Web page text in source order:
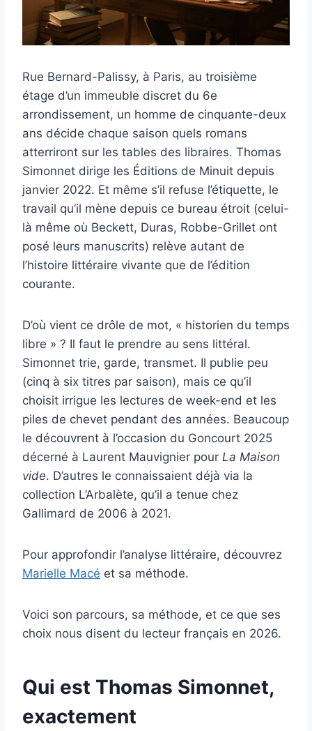
Rue Bernard-Palissy, à Paris, au troisième
étage d’un immeuble discret du 6e
arrondissement, un homme de cinquante-deux
ans décide chaque saison quels romans
atterriront sur les tables des libraires. Thomas
Simonnet dirige les Éditions de Minuit depuis
janvier 2022. Et même s’il refuse l’étiquette, le
travail qu’il mène depuis ce bureau étroit (celui-
là même où Beckett, Duras, Robbe-Grillet ont
posé leurs manuscrits) relève autant de
l’histoire littéraire vivante que de l’édition
courante.
D’où vient ce drôle de mot, « historien du temps
libre » ? Il faut le prendre au sens littéral.
Simonnet trie, garde, transmet. Il publie peu
(cinq à six titres par saison), mais ce qu’il
choisit irrigue les lectures de week-end et les
piles de chevet pendant des années. Beaucoup
le découvrent à l’occasion du Goncourt 2025
décerné à Laurent Mauvignier pour La Maison
vide. D’autres le connaissaient déjà via la
collection L’Arbalète, qu’il a tenue chez
Gallimard de 2006 à 2021.
Pour approfondir l’analyse littéraire, découvrez
Marielle Macé et sa méthode.
Voici son parcours, sa méthode, et ce que ses
choix nous disent du lecteur français en 2026.
Qui est Thomas Simonnet,
exactement